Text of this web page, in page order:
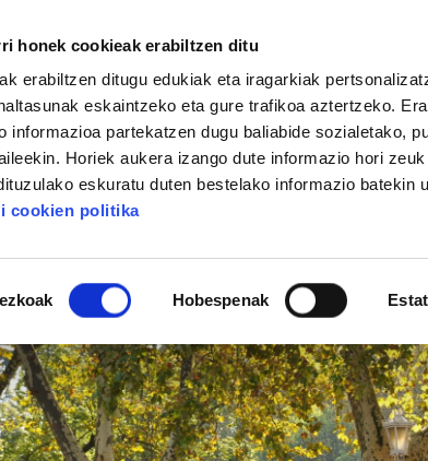
honek cookieak erabiltzen ditu
erabiltzen ditugu edukiak eta iragarkiak
eskaintzeko eta gure trafikoa aztertzeko.
informazioa partekatzen dugu baliabide sozialetako,
Horiek aukera izango dute informazio hori
eskuratu duten bestelako informazio batekin
cookien politika
Hobespenak
ROBLES-ARANGIZ FUNDAZIOA BIDELAGUN
enplegu